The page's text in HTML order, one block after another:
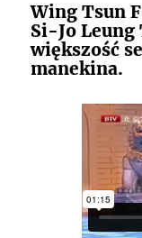
Wing Tsun
Si-Jo Leung
większość
manekina.